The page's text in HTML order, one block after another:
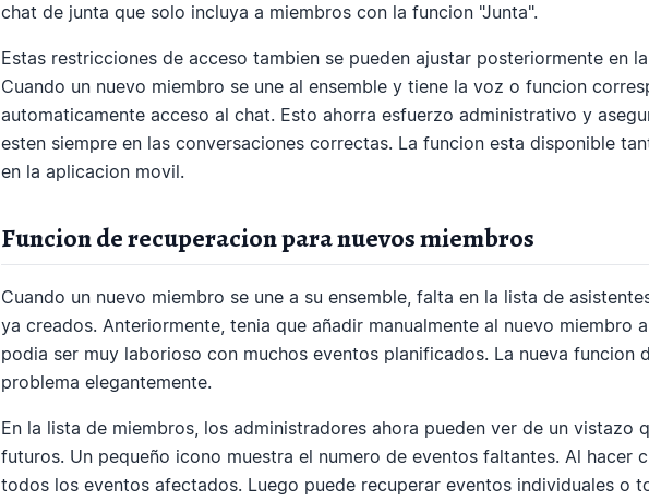
chat de junta que solo incluya a miembros con la funcion "Junta".
Estas restricciones de acceso tambien se pueden ajustar posteriormente en
Cuando un nuevo miembro se une al ensemble y tiene la voz o funcion
automaticamente acceso al chat. Esto ahorra esfuerzo administrativo y
esten siempre en las conversaciones correctas. La funcion esta disponible
en la aplicacion movil.
Funcion de recuperacion para nuevos miembros
Cuando un nuevo miembro se une a su ensemble, falta en la lista de
ya creados. Anteriormente, tenia que añadir manualmente al nuevo miembro
podia ser muy laborioso con muchos eventos planificados. La nueva funcion
problema elegantemente.
En la lista de miembros, los administradores ahora pueden ver de un vistazo
futuros. Un pequeño icono muestra el numero de eventos faltantes. Al hacer
todos los eventos afectados. Luego puede recuperar eventos individuales o